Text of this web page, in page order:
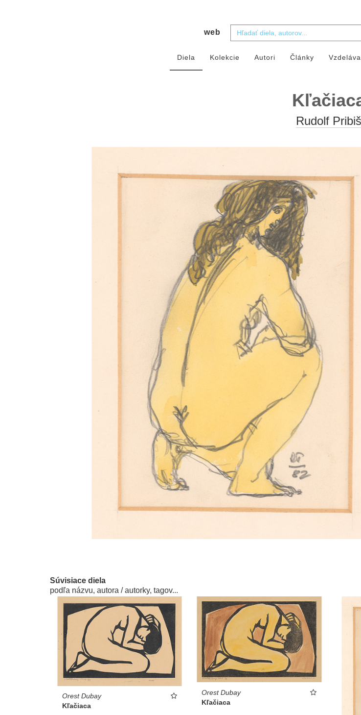
web
Diela Kolekcie Autori Články
Rudolf Pribiš
Súvisiace diela
podľa názvu, autora / autorky, tagov...
Orest Dubay
Kľačiaca
Orest Dubay
Kľačiaca